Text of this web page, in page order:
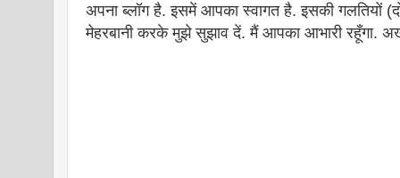
अपना ब्लॉग है. इसमें आपका स्वागत है. इसकी गलतियों
मेहरबानी करके मुझे सुझाव दें. मैं आपका आभारी रहूँगा.